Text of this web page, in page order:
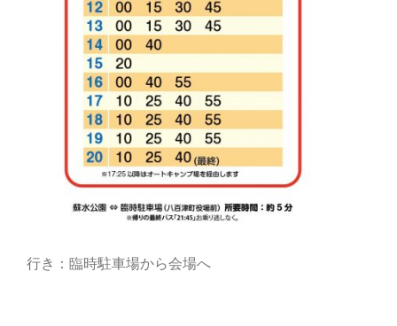
行き：臨時駐車場から会場へ